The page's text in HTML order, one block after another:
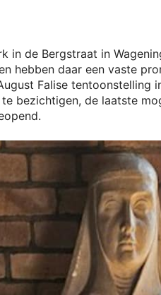
in de Bergstraat in
hebben daar een vaste
Falise tentoonstelling
bezichtigen, de laatste